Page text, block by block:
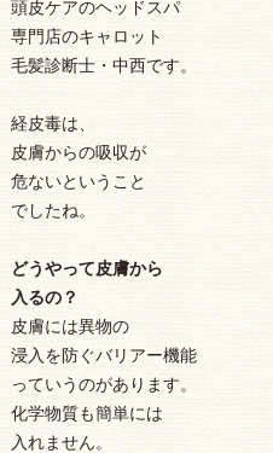
頭皮ケアのヘッドスパ
専門店のキャロット
毛髪診断士・中西です。
経皮毒は、
皮膚からの吸収が
危ないということ
でしたね。
どうやって皮膚から
入るの？
皮膚には異物の
浸入を防ぐバリアー機能
っていうのがあります。
化学物質も簡単には
入れません。